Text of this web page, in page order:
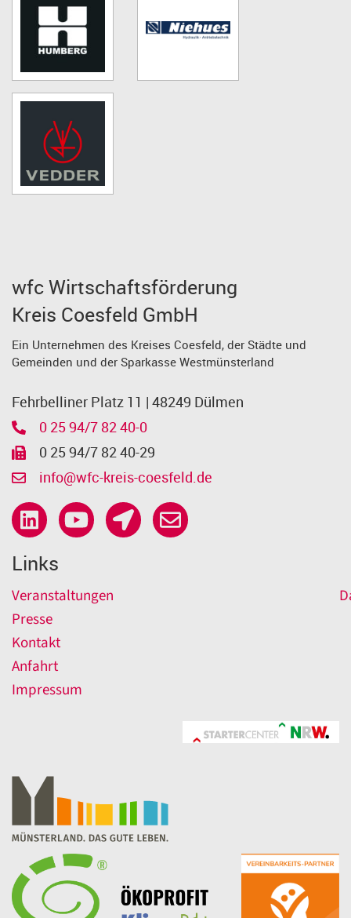
wfc Wirtschaftsförderung
Kreis Coesfeld GmbH
Ein Unternehmen des Kreises Coesfeld, der Städte und
Gemeinden und der Sparkasse Westmünsterland
Fehrbelliner Platz 11 | 48249 Dülmen
0 25 94/7 82 40-0
0 25 94/7 82 40-29
info@wfc-kreis-coesfeld.de
Links
Veranstaltungen
Presse
Kontakt
Anfahrt
Impressum